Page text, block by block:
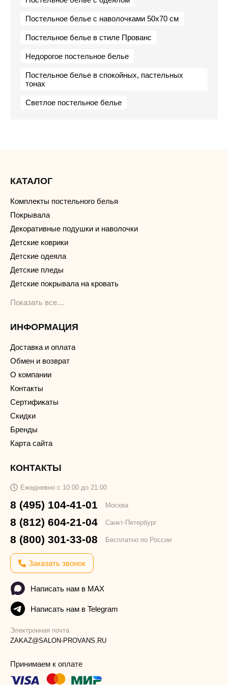
Постельное белье с наволочками 50х70 см
Постельное белье в стиле Прованс
Недорогое постельное белье
Постельное белье в спокойных, пастельных
тонах
Светлое постельное белье
КАТАЛОГ
Комплекты постельного белья
Покрывала
Декоративные подушки и наволочки
Детские коврики
Детские одеяла
Детские пледы
Детские покрывала на кровать
Показать все…
ИНФОРМАЦИЯ
Доставка и оплата
Обмен и возврат
О компании
Контакты
Сертификаты
Скидки
Бренды
Карта сайта
КОНТАКТЫ
Ежедневно с 10:00 до 21:00
8 (495) 104-41-01 Москва
8 (812) 604-21-04 Санкт-Петербург
8 (800) 301-33-08 Бесплатно по России
Заказать звонок
Написать нам в MAX
Написать нам в Telegram
Электронная почта
ZAKAZ@SALON-PROVANS.RU
Принимаем к оплате